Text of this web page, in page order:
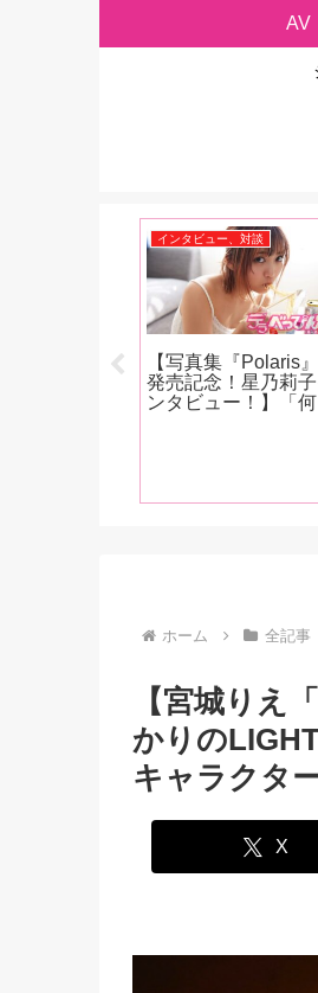
AV
インタビュー、対談
【写真集『Polaris』
発売記念！星乃莉子
ンタビュー！】「
わせての 人格とい
ホーム 全記事
【宮城りえ
かりの
キャラクタ
X